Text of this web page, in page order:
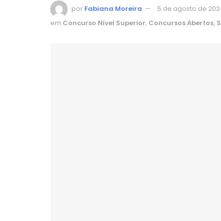
por Fabiana Moreira
5 de agosto de
em Concurso Nível Superior, Concursos Abertos,